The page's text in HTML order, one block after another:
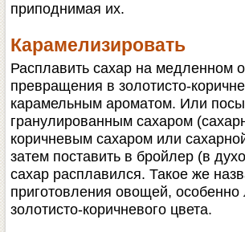
приподнимая их.
Карамелизировать
Расплавить сахар на медленном
превращения в золотисто-
карамельным ароматом. Или
гранулированным сахаром
коричневым сахаром или
затем поставить в бройлер (в
сахар расплавился. Такое же
приготовления овощей, особенно
золотисто-коричневого цвета.